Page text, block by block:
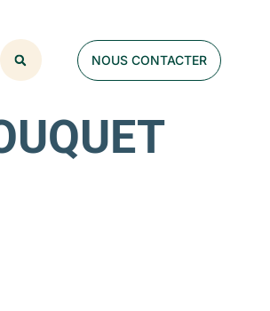
NOUS CONTACTER